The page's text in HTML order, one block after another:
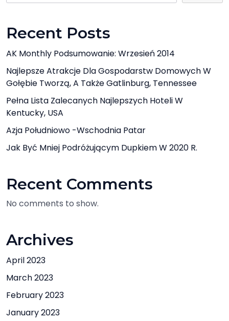
Recent Posts
AK Monthly Podsumowanie: Wrzesień 2014
Najlepsze Atrakcje Dla Gospodarstw Domowych W
Gołębie Tworzą, A Także Gatlinburg, Tennessee
Pełna Lista Zalecanych Najlepszych Hoteli W
Kentucky, USA
Azja Południowo -Wschodnia Patar
Jak Być Mniej Podróżującym Dupkiem W 2020 R.
Recent Comments
No comments to show.
Archives
April 2023
March 2023
February 2023
January 2023